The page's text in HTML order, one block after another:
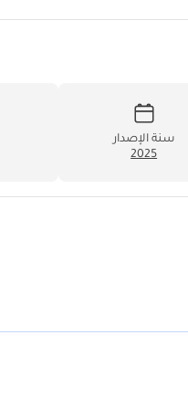
سنة الإصدار
2025